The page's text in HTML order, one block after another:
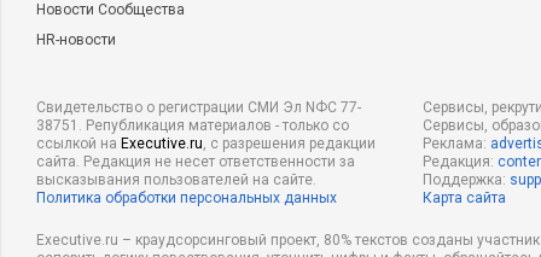
Новости Сообщества
HR-новости
Свидетельство о регистрации СМИ Эл NФС 77-
38751. Републикация материалов - только со
ссылкой на Executive.ru, с разрешения редакции
сайта. Редакция не несет ответственности за
высказывания пользователей на сайте.
Политика обработки персональных данных
Сервисы,
Сервисы,
Реклама:
Редакция:
Поддержка:
Карта сайта
Executive.ru – краудсорсинговый проект, 80% текстов созданы